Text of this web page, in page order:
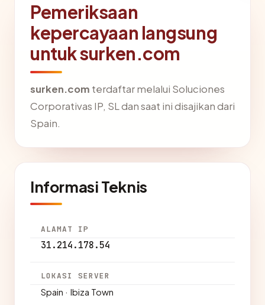
Pemeriksaan
kepercayaan langsung
untuk surken.com
surken.com terdaftar melalui Soluciones
Corporativas IP, SL dan saat ini disajikan dari
Spain.
Informasi Teknis
ALAMAT IP
31.214.178.54
LOKASI SERVER
Spain · Ibiza Town